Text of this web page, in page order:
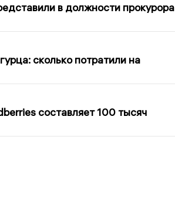
в должности прокурора
сколько потратили на
составляет 100 тысяч